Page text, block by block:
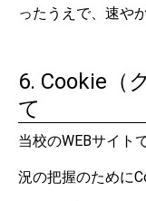
ったうえで、速や
6. Cookie（
て
当校のWEBサイト
況の把握のために